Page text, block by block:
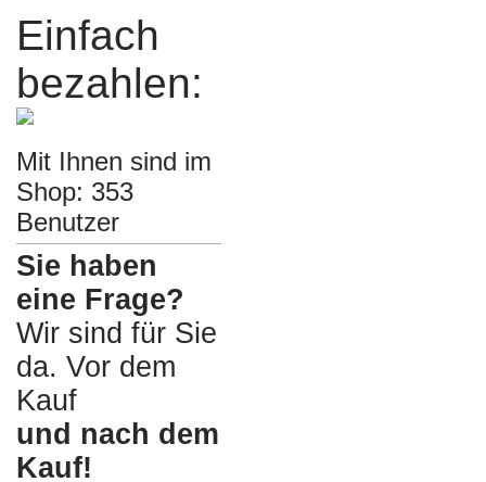
Einfach
bezahlen:
Mit Ihnen sind im
Shop: 353
Benutzer
Sie haben
eine Frage?
Wir sind für Sie
da. Vor dem
Kauf
und nach dem
Kauf!